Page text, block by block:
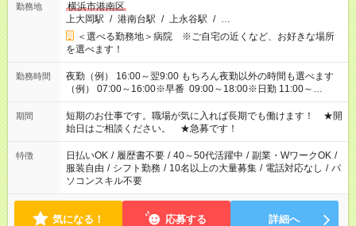
勤務地
横浜市港南区
上大岡駅 / 港南台駅 / 上永谷駅 / …
＜選べる勤務地＞病院 ※ご自宅の近くなど、お好きな場所
を選べます！
勤務時間
夜勤（例） 16:00～翌9:00 もちろん夜勤以外の時間も選べます
（例） 07:00～16:00※早番 09:00～18:00※日勤 11:00～
20:00※遅番 ※時間は、固定・選べる施設もあるので、ご希望が
あれば調整できます！ ※シフト制。勤務地により実働時間が異
なります。★家庭の都合でお休みが必要な場合も遠慮なくご相談
ください。
期間
短期のお仕事です。職場が気に入れば長期でも働けます！ ★開
始日はご相談ください。 ★急募です！
特徴 日払いOK / 履歴書不要 / 40～50代活躍中 / 副業・WワークOK /
服装自由 / シフト勤務 / 10名以上の大量募集 / 電話対応なし / パ
ソコンスキル不要
気になる！ 応募する 詳細へ